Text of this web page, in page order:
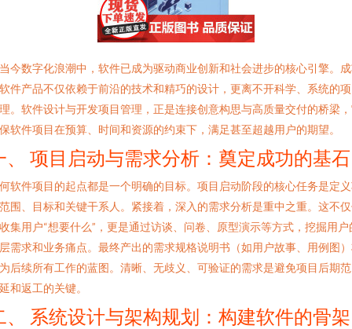
今数字化浪潮中，软件已成为驱动商业创新和社会进步的核心引擎。
件产品不仅依赖于前沿的技术和精巧的设计，更离不开科学、系统的
。软件设计与开发项目管理，正是连接创意构思与高质量交付的桥梁
软件项目在预算、时间和资源的约束下，满足甚至超越用户的期望。
、 项目启动与需求分析：奠定成功的基石
软件项目的起点都是一个明确的目标。项目启动阶段的核心任务是定
围、目标和关键干系人。紧接着，深入的需求分析是重中之重。这不
集用户“想要什么”，更是通过访谈、问卷、原型演示等方式，挖掘用户
需求和业务痛点。最终产出的需求规格说明书（如用户故事、用例图
后续所有工作的蓝图。清晰、无歧义、可验证的需求是避免项目后期
和返工的关键。
、 系统设计与架构规划：构建软件的骨架